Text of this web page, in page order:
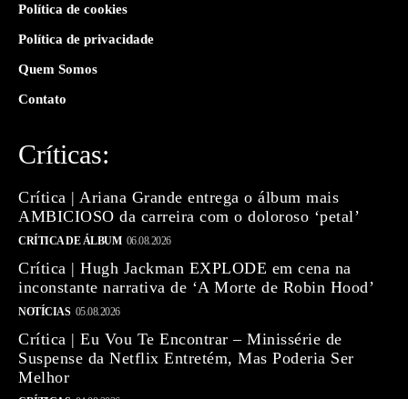
Política de cookies
Política de privacidade
Quem Somos
Contato
Críticas:
Crítica | Ariana Grande entrega o álbum mais
AMBICIOSO da carreira com o doloroso ‘petal’
CRÍTICA DE ÁLBUM 06.08.2026
Crítica | Hugh Jackman EXPLODE em cena na
inconstante narrativa de ‘A Morte de Robin Hood’
NOTÍCIAS 05.08.2026
Crítica | Eu Vou Te Encontrar – Minissérie de
Suspense da Netflix Entretém, Mas Poderia Ser
Melhor